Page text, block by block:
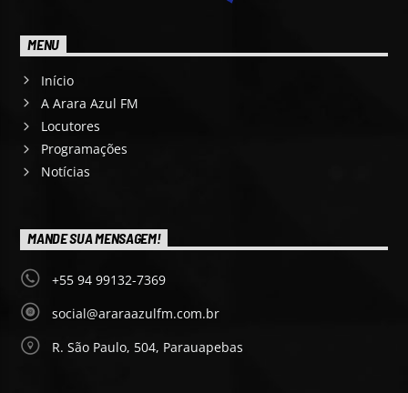
MENU
Início
A Arara Azul FM
Locutores
Programações
Notícias
MANDE SUA MENSAGEM!
+55 94 99132-7369
social@araraazulfm.com.br
R. São Paulo, 504, Parauapebas